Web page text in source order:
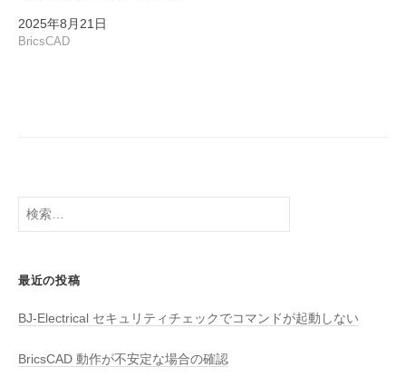
2025年8月21日
BricsCAD
検
最近の投稿
BJ-Electrical セキュリティチェックでコマンドが起動しない
BricsCAD 動作が不安定な場合の確認